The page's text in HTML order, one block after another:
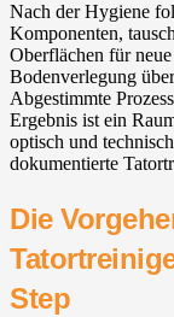
Nach der Hygiene
Komponenten,
Oberflächen für
Bodenverlegung
Abgestimmte
Ergebnis ist ein
optisch und
dokumentierte
Die
Step